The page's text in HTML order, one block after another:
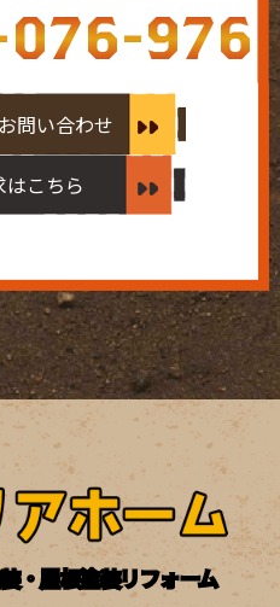
076-976
問い合わせ
はこちら
・屋根塗装リフォーム